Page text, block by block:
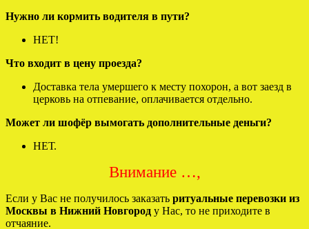
Нужно ли кормить водителя в пути?
НЕТ!
Что входит в цену проезда?
Доставка тела умершего к месту похорон, а вот заезд в
церковь на отпевание, оплачивается отдельно.
Может ли шофёр вымогать дополнительные деньги?
НЕТ.
Внимание …,
Если у Вас не получилось заказать ритуальные перевозки из
Москвы в Нижний Новгород у Нас, то не приходите в
отчаяние.